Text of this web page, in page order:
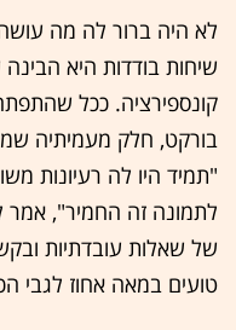
לא היה ברור לה מה
שיחות בודדות היא
קונספירציה. ככל
בורקט, חלק מעמיתיה
"תמיד היו לה רעיונות
לתמונה זה החמיר", אמר
של שאלות עובדתיות
טועים במאה אחוז לגבי